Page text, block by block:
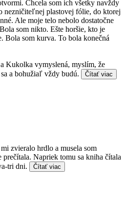
Chcela som ich všetky navždy
plastovej fólie, do ktorej
Ale moje telo nebolo dostatočne
som nikto. Ešte horšie, kto je
Bola som kurva. To bola konečná
Kukolka vymyslená, myslím, že
a bohužiaľ vždy budú.
Čítať viac
zvieralo hrdlo a musela som
Napriek tomu sa kniha čítala
tri dni.
Čítať viac